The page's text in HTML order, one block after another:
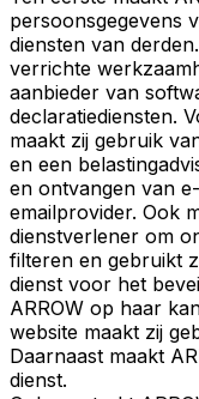
persoonsgegevens
diensten van
verrichte
aanbieder van
declaratiediensten.
maakt zij gebruik
en een
en ontvangen van
emailprovider. Ook
dienstverlener om
filteren en gebruikt
dienst voor het
ARROW op haar
website maakt zij
Daarnaast maakt
dienst.